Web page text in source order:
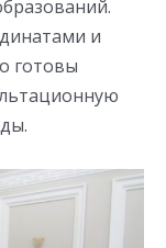
и
готовы